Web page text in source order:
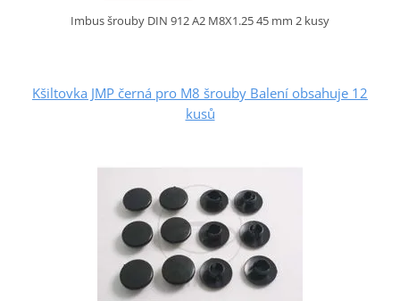
Imbus šrouby DIN 912 A2 M8X1.25 45 mm 2 kusy
Kšiltovka JMP černá pro M8 šrouby Balení obsahuje 12
kusů